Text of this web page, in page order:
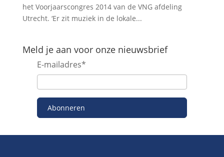
het Voorjaarscongres 2014 van de VNG afdeling
Utrecht. ‘Er zit muziek in de lokale...
Meld je aan voor onze nieuwsbrief
E-mailadres*
Abonneren